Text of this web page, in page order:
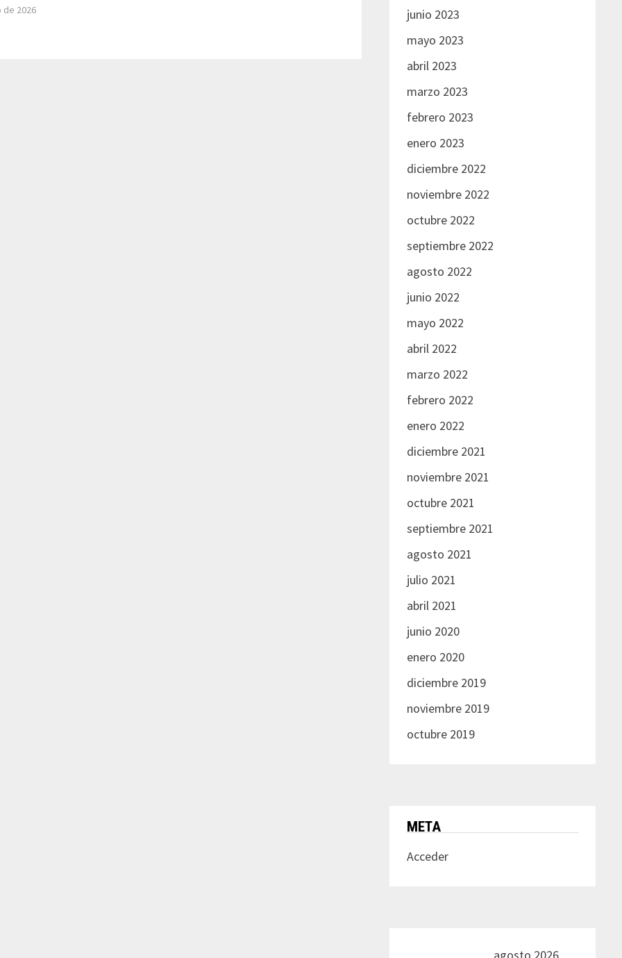
de 2026
junio 2023
mayo 2023
abril 2023
marzo 2023
febrero 2023
enero 2023
diciembre 2022
noviembre 2022
octubre 2022
septiembre 2022
agosto 2022
junio 2022
mayo 2022
abril 2022
marzo 2022
febrero 2022
enero 2022
diciembre 2021
noviembre 2021
octubre 2021
septiembre 2021
agosto 2021
julio 2021
abril 2021
junio 2020
enero 2020
diciembre 2019
noviembre 2019
octubre 2019
META
Acceder